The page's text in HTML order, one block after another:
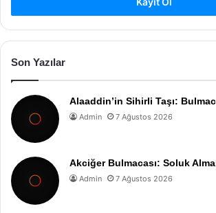
Son Yazılar
Alaaddin’in Sihirli Taşı:
Admin 7 Ağustos 2026
Akciğer Bulmacası: Soluk
Admin 7 Ağustos 2026